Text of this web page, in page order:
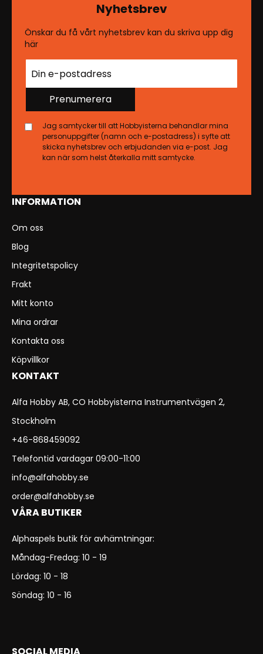
INFORMATION
Om oss
Blog
Integritetspolicy
Frakt
Mitt konto
Mina ordrar
Kontakta oss
Köpvillkor
KONTAKT
Alfa Hobby AB, CO Hobbyisterna Instrumentvägen 2,
Stockholm
+46-868459092
Telefontid vardagar 09:00-11:00
info@alfahobby.se
order@alfahobby.se
VÅRA BUTIKER
Alphaspels butik för avhämtningar:
Måndag-Fredag: 10 - 19
Lördag: 10 - 18
Söndag: 10 - 16
Nyhetsbrev
Önskar du få vårt nyhetsbrev kan du skriva upp dig
här
Prenumerera
Jag samtycker till att Hobbyisterna behandlar mina
personuppgifter (namn och e-postadress) i syfte att
skicka nyhetsbrev och erbjudanden via e-post. Jag
kan när som helst återkalla mitt samtycke.